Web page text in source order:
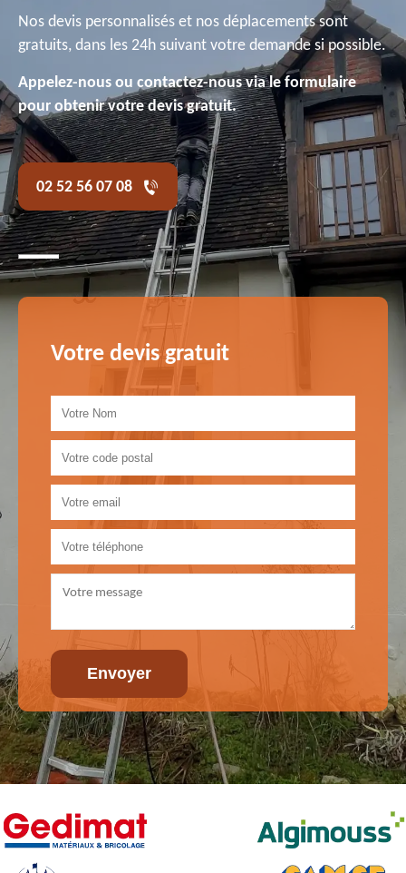
Nos devis personnalisés et nos déplacements sont
gratuits, dans les 24h suivant votre demande si possible.
Appelez-nous ou contactez-nous via le formulaire
pour obtenir votre devis gratuit.
02 52 56 07 08
Votre devis gratuit